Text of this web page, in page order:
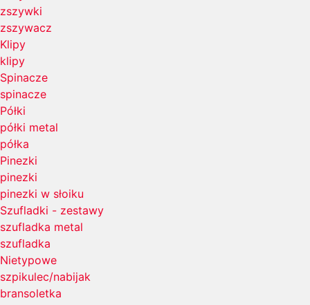
zszywki
zszywacz
Klipy
klipy
Spinacze
spinacze
Półki
półki metal
półka
Pinezki
pinezki
pinezki w słoiku
Szufladki - zestawy
szufladka metal
szufladka
Nietypowe
szpikulec/nabijak
bransoletka